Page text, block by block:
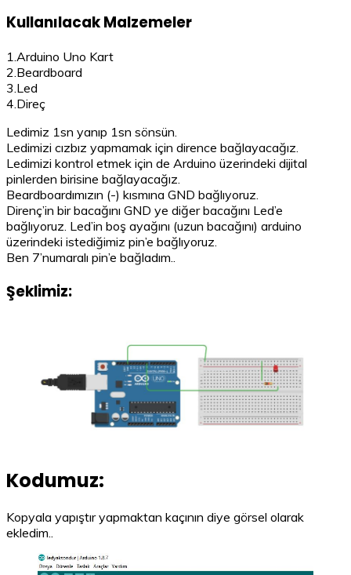
Kullanılacak Malzemeler
1.Arduino Uno Kart
2.Beardboard
3.Led
4.Direç
Ledimiz 1sn yanıp 1sn sönsün.
Ledimizi cızbız yapmamak için dirence bağlayacağız.
Ledimizi kontrol etmek için de Arduino üzerindeki dijital
pinlerden birisine bağlayacağız.
Beardboardımızın (-) kısmına GND bağlıyoruz.
Direnç’in bir bacağını GND ye diğer bacağını Led’e
bağlıyoruz. Led’in boş ayağını (uzun bacağını) arduino
üzerindeki istediğimiz pin’e bağlıyoruz.
Ben 7’numaralı pin’e bağladım..
Şeklimiz:
Kodumuz:
Kopyala yapıştır yapmaktan kaçının diye görsel olarak
ekledim..